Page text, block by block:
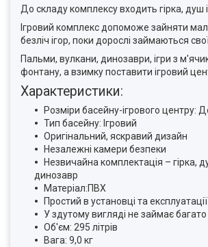
До складу комплексу входить гірка, душ
Ігровий комплекс допоможе зайняти
безліч ігор, поки дорослі займаються
Пальми, вулкани, динозаври, ігри з
фонтану, а взимку поставити ігровий
Характеристики:
Розміри басейну-ігрового
Тип басейну: Ігровий
Оригінальний, яскравий дизайн
Незалежні камери безпеки
Незвичайна комплектація – гірка,
динозавр
Матеріал:ПВХ
Простий в установці та
У здутому вигляді не займає багато
Об'єм: 295 літрів
Вага: 9,0 кг